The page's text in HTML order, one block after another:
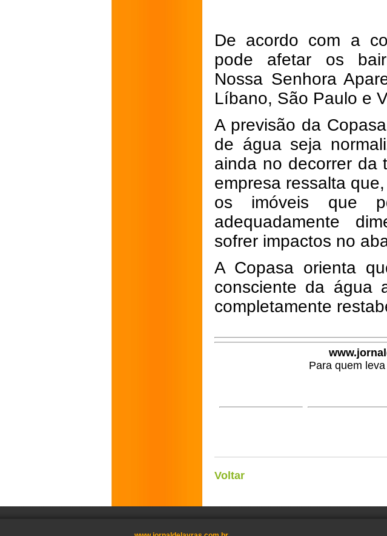
De acordo com a
pode afetar os
Nossa Senhora
Líbano, São Paulo e
A previsão da
de água seja
ainda no decorrer da
empresa ressalta
os imóveis que
adequadamente
sofrer impactos no
A Copasa orienta
consciente da água
completamente
Para quem
Voltar